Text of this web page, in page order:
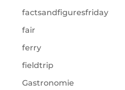
factsandfiguresfriday
fair
ferry
fieldtrip
Gastronomie